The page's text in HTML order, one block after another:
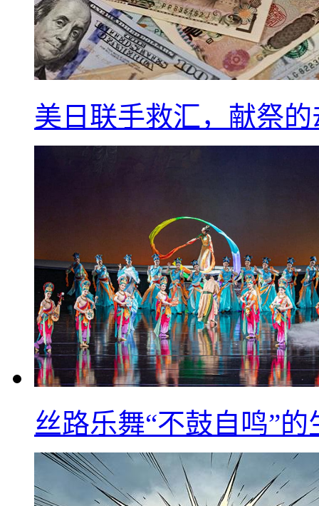
美日联手救汇，献祭
丝路乐舞“不鼓自鸣”